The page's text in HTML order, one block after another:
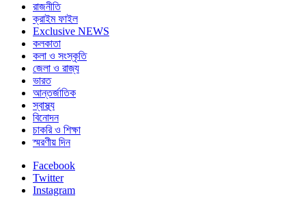
রাজনীতি
ক্রাইম ফাইল
Exclusive NEWS
কলকাতা
কলা ও সংস্কৃতি
জেলা ও রাজ্য
ভারত
আন্তর্জাতিক
স্বাস্থ্য
বিনোদন
চাকরি ও শিক্ষা
স্মরণীয় দিন
Facebook
Twitter
Instagram